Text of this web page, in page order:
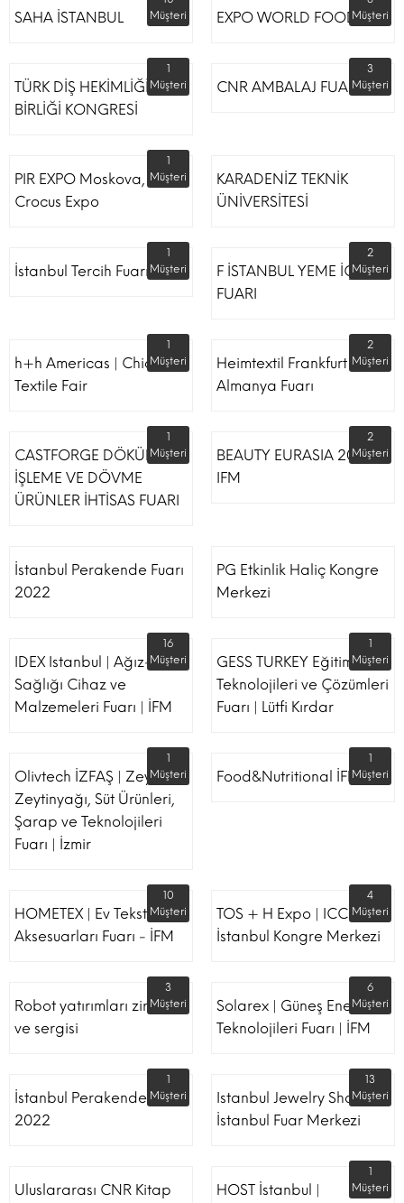
SAHA İSTANBUL
Müşteri
EXPO WORLD FOODMüşteri
TÜRK DİŞ HEKİMLİĞİ
BİRLİĞİ KONGRESİ
1
Müşteri
CNR AMBALAJ FUARI
3
Müşteri
PIR EXPO Moskova,
Crocus Expo
1
Müşteri
KARADENİZ TEKNİK
ÜNİVERSİTESİ
İstanbul Tercih Fuarı
1
Müşteri
F İSTANBUL YEME İÇME
FUARI
2
Müşteri
h+h Americas | Chicago
Textile Fair
1
Müşteri
Heimtextil Frankfurt
Almanya Fuarı
2
Müşteri
CASTFORGE DÖKÜM,
İŞLEME VE DÖVME
ÜRÜNLER İHTİSAS FUARI
1
Müşteri
BEAUTY EURASIA 2022
IFM
2
Müşteri
İstanbul Perakende Fuarı
2022
PG Etkinlik Haliç Kongre
Merkezi
IDEX Istanbul | Ağız-Diş
Sağlığı Cihaz ve
Malzemeleri Fuarı | İFM
16
Müşteri
GESS TURKEY Eğitim
Teknolojileri ve Çözümleri
Fuarı | Lütfi Kırdar
1
Müşteri
Olivtech İZFAŞ | Zeytin,
Zeytinyağı, Süt Ürünleri,
Şarap ve Teknolojileri
Fuarı | İzmir
1
Müşteri
Food&Nutritional İFM
1
Müşteri
HOMETEX | Ev Tekstili Ve
Aksesuarları Fuarı - İFM
10
Müşteri
TOS + H Expo | ICC -
İstanbul Kongre Merkezi
4
Müşteri
Robot yatırımları zirvesi
ve sergisi
3
Müşteri
Solarex | Güneş Enerjisi &
Teknolojileri Fuarı | İFM
6
Müşteri
İstanbul Perakende Fuarı
2022
1
Müşteri
Istanbul Jewelry Show |
İstanbul Fuar Merkezi
13
Müşteri
Uluslararası CNR Kitap
HOST İstanbul |
1
Müşteri